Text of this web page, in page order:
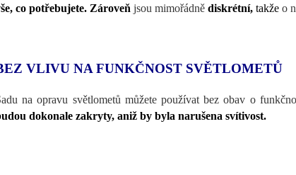
co potřebujete. Zároveň jsou mimořádně diskrétní, takže o
VLIVU NA FUNKČNOST SVĚTLOMETŮ
na opravu světlometů můžete používat bez obav o
dokonale zakryty, aniž by byla narušena svítivost.